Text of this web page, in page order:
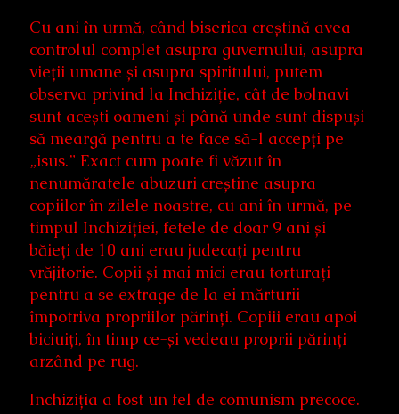
Cu ani în urmă, când biserica creștină avea
controlul complet asupra guvernului, asupra
vieții umane și asupra spiritului, putem
observa privind la Inchiziție, cât de bolnavi
sunt acești oameni și până unde sunt dispuși
să meargă pentru a te face să-l accepți pe
„isus.” Exact cum poate fi văzut în
nenumăratele abuzuri creștine asupra
copiilor în zilele noastre, cu ani în urmă, pe
timpul Inchiziției, fetele de doar 9 ani și
băieți de 10 ani erau judecați pentru
vrăjitorie. Copii și mai mici erau torturați
pentru a se extrage de la ei mărturii
împotriva propriilor părinți. Copiii erau apoi
biciuiți, în timp ce-și vedeau proprii părinți
arzând pe rug.
Inchiziția a fost un fel de comunism precoce.